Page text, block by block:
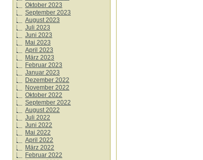
Oktober 2023
September 2023
August 2023
Juli 2023
Juni 2023
Mai 2023
April 2023
März 2023
Februar 2023
Januar 2023
Dezember 2022
November 2022
Oktober 2022
September 2022
August 2022
Juli 2022
Juni 2022
Mai 2022
April 2022
März 2022
Februar 2022